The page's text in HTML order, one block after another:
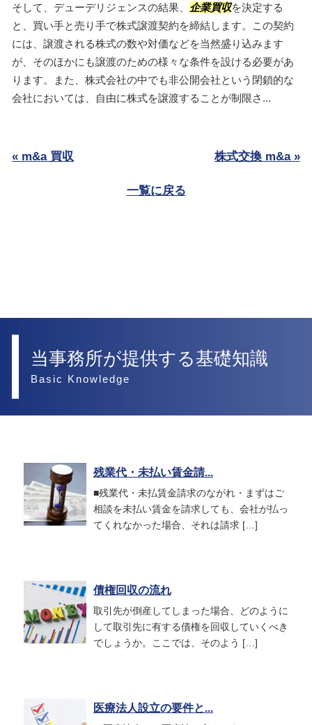
そして、デューデリジェンスの結果、 企業買収を決定する
と、買い手と売り手で株式譲渡契約を締結します。この契約
には、譲渡される株式の数や対価などを当然盛り込みます
が、そのほかにも譲渡のための様々な条件を設ける必要があ
ります。また、株式会社の中でも非公開会社という閉鎖的な
会社においては、自由に株式を譲渡することが制限さ...
« m&a 買収 株式交換 m&a »
一覧に戻る
当事務所が提供する基礎知識
Basic Knowledge
残業代・未払い賃金請...
■残業代・未払賃金請求のながれ・まずはご
相談を未払い賃金を請求しても、会社が払っ
てくれなかった場合、それは請求 […]
債権回収の流れ
取引先が倒産してしまった場合、どのように
して取引先に有する債権を回収していくべき
でしょうか。ここでは、そのよう […]
医療法人設立の要件と...